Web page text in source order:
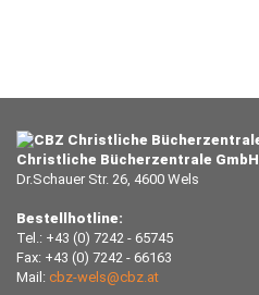
Christliche Bücherzentrale GmbH
Dr.Schauer Str. 26, 4600 Wels
Bestellhotline:
Tel.: +43 (0) 7242 - 65745
Fax: +43 (0) 7242 - 66163
Mail: cbz-wels@cbz.at